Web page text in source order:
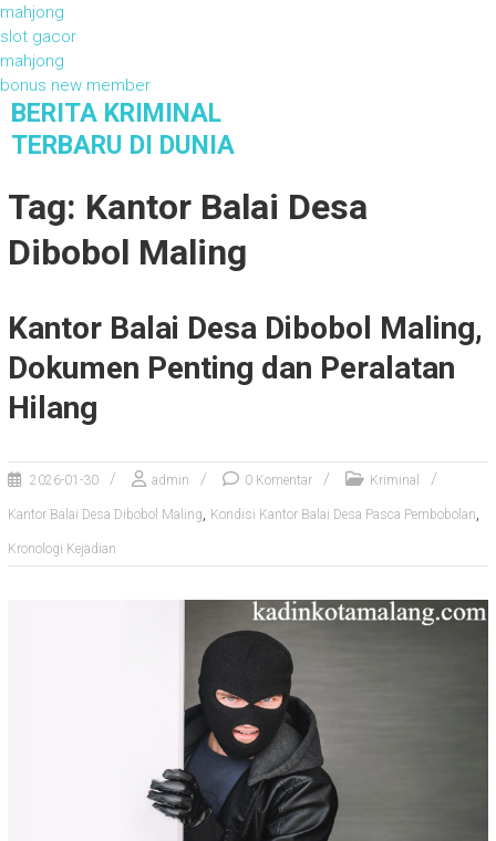
mahjong
slot gacor
mahjong
bonus new member
BERITA KRIMINAL
TERBARU DI DUNIA
Tag: Kantor Balai Desa
Dibobol Maling
Kantor Balai Desa Dibobol Maling,
Dokumen Penting dan Peralatan
Hilang
2026-01-30 admin 0 Komentar Kriminal
Kantor Balai Desa Dibobol Maling, Kondisi Kantor Balai Desa Pasca Pembobolan,
Kronologi Kejadian